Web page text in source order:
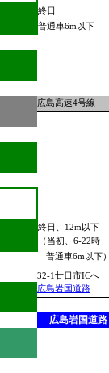
終日
普通車6m以下
広島高速4号線
終日、12m以下
（当初、6-22時
普通車6m以下
32-1廿日市ICへ
広島岩国道路
広島岩国道路